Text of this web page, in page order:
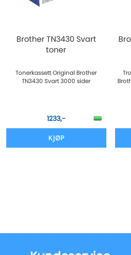
Brother TN3430 Svart
toner
Tonerkassett Original Brother
TN3430 Svart 3000 sider
1233,-
KJØP